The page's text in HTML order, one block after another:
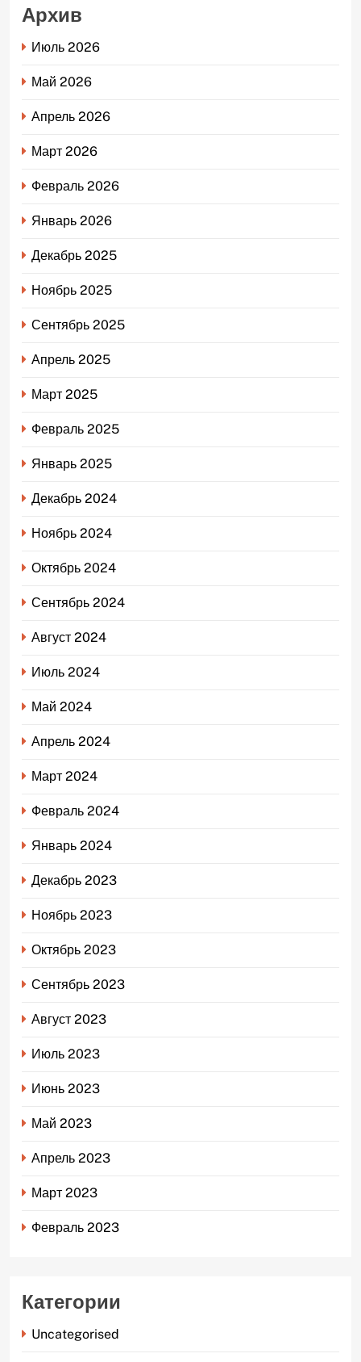
Архив
Июль 2026
Май 2026
Апрель 2026
Март 2026
Февраль 2026
Январь 2026
Декабрь 2025
Ноябрь 2025
Сентябрь 2025
Апрель 2025
Март 2025
Февраль 2025
Январь 2025
Декабрь 2024
Ноябрь 2024
Октябрь 2024
Сентябрь 2024
Август 2024
Июль 2024
Май 2024
Апрель 2024
Март 2024
Февраль 2024
Январь 2024
Декабрь 2023
Ноябрь 2023
Октябрь 2023
Сентябрь 2023
Август 2023
Июль 2023
Июнь 2023
Май 2023
Апрель 2023
Март 2023
Февраль 2023
Категории
Uncategorised